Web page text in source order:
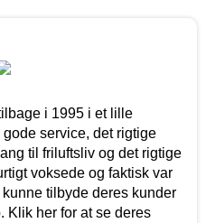
i 1995 i et lille
service, det rigtige
til friluftsliv og det rigtige
voksede og faktisk var
tilbyde deres kunder
Klik her for at se deres